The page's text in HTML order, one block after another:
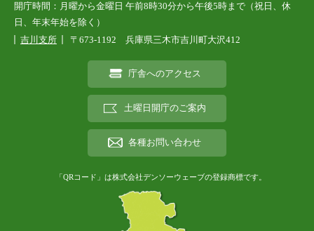
開庁時間：月曜から金曜日 午前8時30分から午後5時まで（祝日、休
日、年末年始を除く）
吉川支所
〒673-1192 兵庫県三木市吉川町大沢412
庁舎へのアクセス
土曜日開庁のご案内
各種お問い合わせ
「QRコード」は株式会社デンソーウェーブの登録商標です。